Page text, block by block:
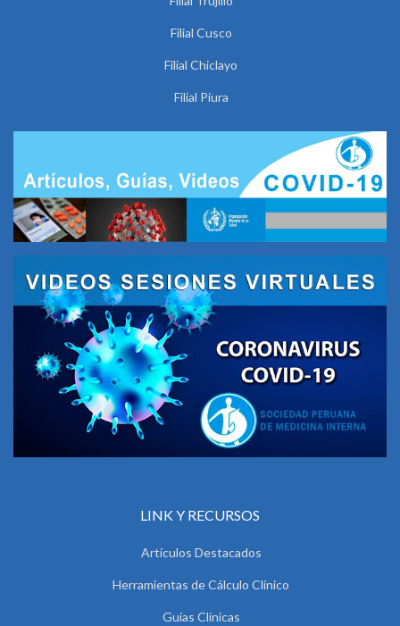
Filial Cusco
Filial Chiclayo
Filial Piura
LINK Y RECURSOS
Artículos Destacados
Herramientas de Cálculo Clínico
Guías Clínicas